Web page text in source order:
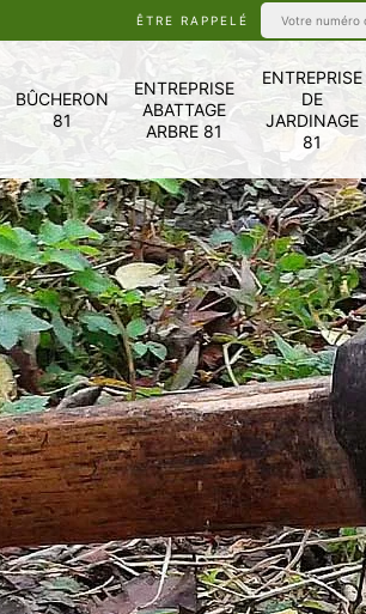
ÊTRE RAPPELÉ
BÛCHERON
81
ENTREPRISE
ABATTAGE
ARBRE 81
ENTREPRISE
DE
JARDINAGE
81